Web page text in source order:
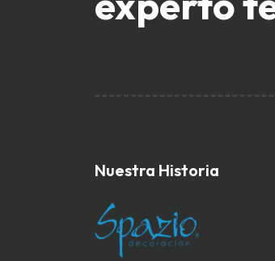
Nuestra Historia